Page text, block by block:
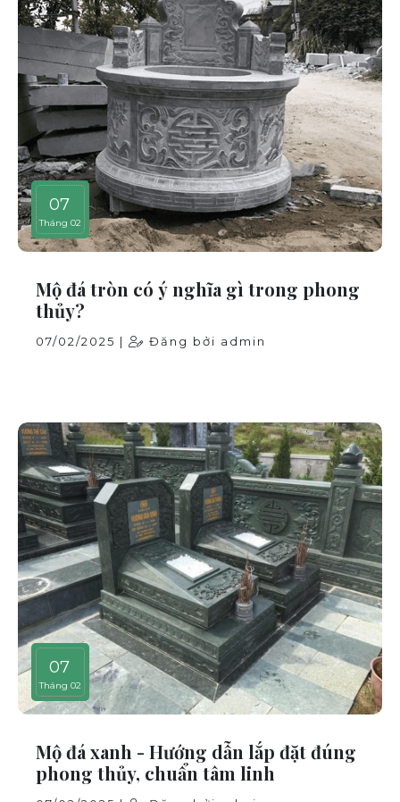
07
Tháng 02
Mộ đá tròn có ý nghĩa gì trong phong
thủy?
07/02/2025 | Đăng bởi admin
07
Tháng 02
Mộ đá xanh - Hướng dẫn lắp đặt đúng
phong thủy, chuẩn tâm linh